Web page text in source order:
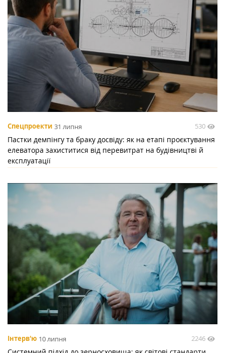
Спецпроекти 31 липня 530
Пастки демпінгу та браку досвіду: як на етапі проєктування
елеватора захиститися від перевитрат на будівництві й
експлуатації
Інтерв'ю 10 липня 2246